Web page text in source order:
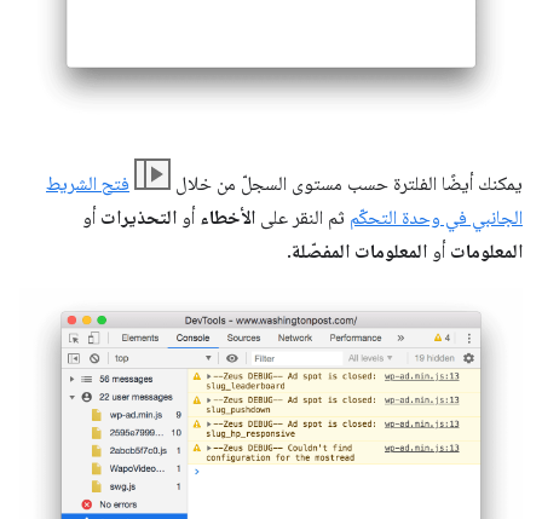
يمكنك أيضًا الفلترة حسب مستوى السجلّ من خلال
فتح الشريط
الجانبي في وحدة التحكّم ثم النقر على الأخطاء أو التحذيرات أو
المعلومات أو المعلومات المفصّلة.